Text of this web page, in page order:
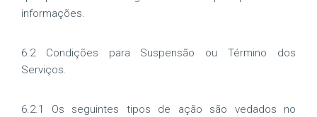
informações.
6.2 Condições para Suspensão ou Término dos
Serviços.
6.2.1 Os seguintes tipos de ação são vedados no